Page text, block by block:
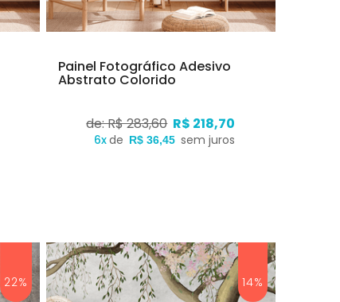
Painel Fotográfico Adesivo
Abstrato Colorido
de: R$ 283,60 R$ 218,70
6xde R$ 36,45 sem juros
22% 14%